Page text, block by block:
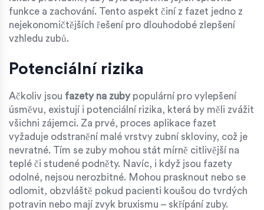
funkce a zachování. Tento aspekt činí z fazet jedno z
nejekonomičtějších řešení pro dlouhodobé zlepšení
vzhledu zubů.
Potenciální rizika
Ačkoliv jsou fazety na zubypopulární pro vylepšení
úsměvu, existují i potenciální rizika, která by měli zvážit
všichni zájemci. Za prvé, proces aplikace fazet
vyžaduje odstranění malé vrstvy zubní skloviny, což je
nevratné. Tím se zuby mohou stát mírně citlivější na
teplé či studené podněty. Navíc, i když jsou fazety
odolné, nejsou nerozbitné. Mohou prasknout nebo se
odlomit, obzvláště pokud pacienti koušou do tvrdých
potravin nebo mají zvyk bruxismu – skřípání zuby.